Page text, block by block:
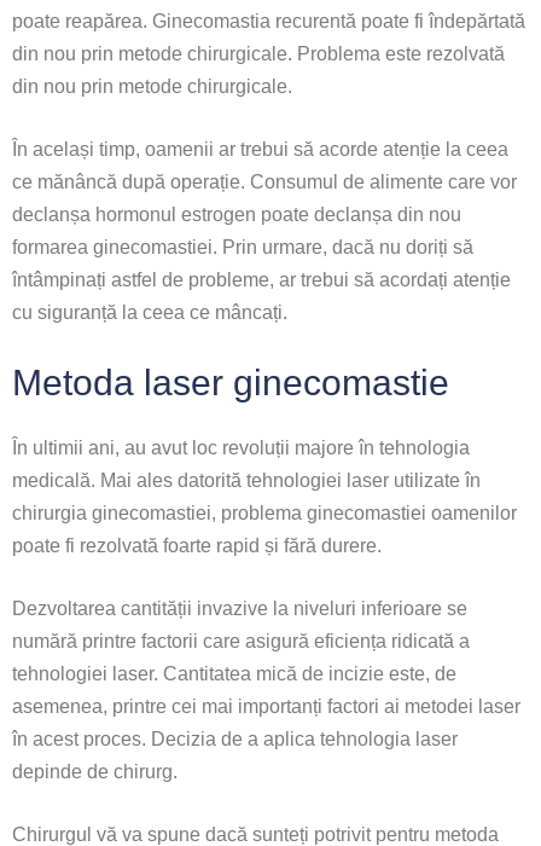
poate reapărea. Ginecomastia recurentă poate fi îndepărtată
din nou prin metode chirurgicale. Problema este rezolvată
din nou prin metode chirurgicale.
În același timp, oamenii ar trebui să acorde atenție la ceea
ce mănâncă după operație. Consumul de alimente care vor
declanșa hormonul estrogen poate declanșa din nou
formarea ginecomastiei. Prin urmare, dacă nu doriți să
întâmpinați astfel de probleme, ar trebui să acordați atenție
cu siguranță la ceea ce mâncați.
Metoda laser ginecomastie
În ultimii ani, au avut loc revoluții majore în tehnologia
medicală. Mai ales datorită tehnologiei laser utilizate în
chirurgia ginecomastiei, problema ginecomastiei oamenilor
poate fi rezolvată foarte rapid și fără durere.
Dezvoltarea cantității invazive la niveluri inferioare se
numără printre factorii care asigură eficiența ridicată a
tehnologiei laser. Cantitatea mică de incizie este, de
asemenea, printre cei mai importanți factori ai metodei laser
în acest proces. Decizia de a aplica tehnologia laser
depinde de chirurg.
Chirurgul vă va spune dacă sunteți potrivit pentru metoda